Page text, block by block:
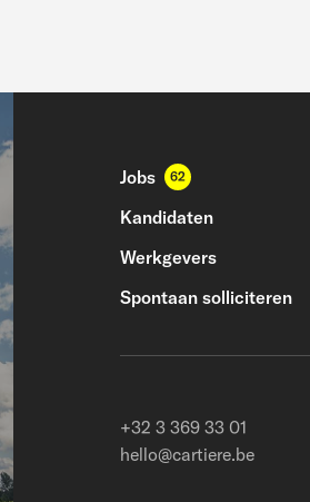
Jobs 62
Kandidaten
Werkgevers
Spontaan solliciteren
+32 3 369 33 01
hello@cartiere.be